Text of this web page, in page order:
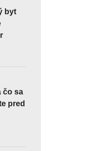
byt
čo sa
pred